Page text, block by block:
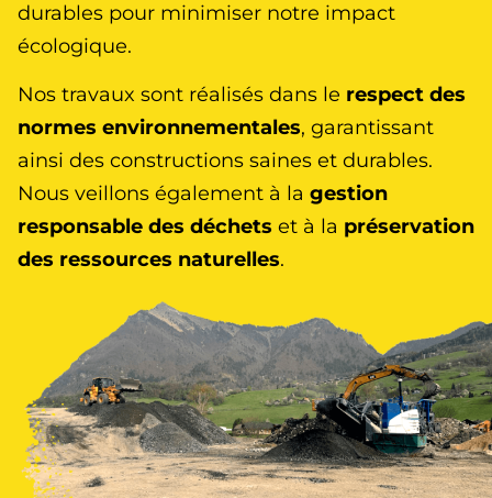
durables pour minimiser notre impact
écologique.
Nos travaux sont réalisés dans le respect des
normes environnementales, garantissant
ainsi des constructions saines et durables.
Nous veillons également à la gestion
responsable des déchets et à la préservation
des ressources naturelles.